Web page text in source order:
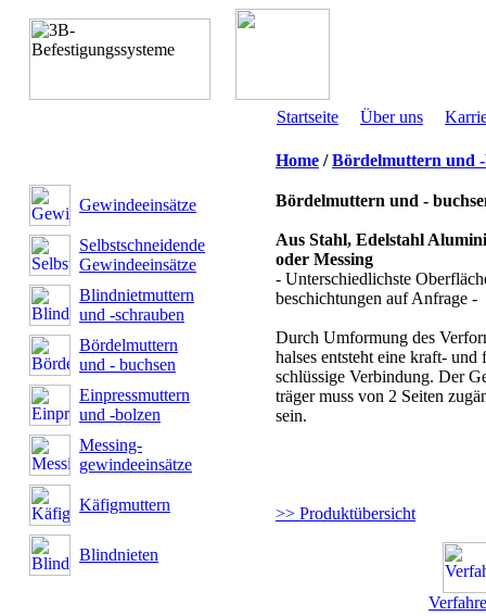
Startseite Über uns
Gewindeeinsätze
Selbstschneidende
Gewindeeinsätze
Blindnietmuttern
und -schrauben
Bördelmuttern
und - buchsen
Einpressmuttern
und -bolzen
Messing-
gewindeeinsätze
Käfigmuttern
Blindnieten
Home /Bördelmuttern und -
Bördelmuttern und -
Aus Stahl, Edelstahl
oder Messing
- Unterschiedlichste
beschichtungen auf Anfrage -
Durch Umformung des
halses entsteht eine kraft- und
schlüssige Verbindung. Der
träger muss von 2 Seiten
sein.
>> Produktübersicht